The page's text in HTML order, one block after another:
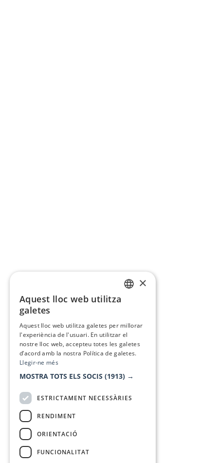
×
Aquest lloc web utilitza
galetes
Aquest lloc web utilitza galetes per millorar
l'experiència de l'usuari. En utilitzar el
nostre lloc web, accepteu totes les galetes
d’acord amb la nostra Política de galetes.
Llegir-ne més
MOSTRA TOTS ELS SOCIS (1913) →
ESTRICTAMENT NECESSÀRIES
RENDIMENT
ORIENTACIÓ
FUNCIONALITAT